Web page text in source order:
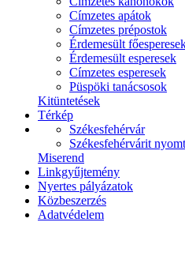
Címzetes apátok
Címzetes prépostok
Érdemesült
Érdemesült esperesek
Címzetes esperesek
Püspöki tanácsosok
Kitüntetések
Térkép
Székesfehérvár
Székesfehérvárit
Miserend
Linkgyűjtemény
Nyertes pályázatok
Közbeszerzés
Adatvédelem